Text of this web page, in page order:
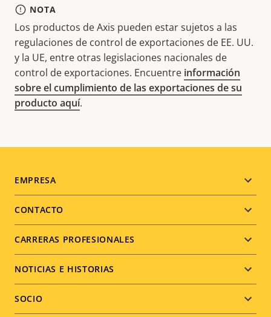
NOTA
Los productos de Axis pueden estar sujetos a las
regulaciones de control de exportaciones de EE. UU.
y la UE, entre otras legislaciones nacionales de
control de exportaciones. Encuentre información
sobre el cumplimiento de las exportaciones de su
producto aquí.
Footer
menu
EMPRESA
CONTACTO
CARRERAS PROFESIONALES
NOTICIAS E HISTORIAS
SOCIO